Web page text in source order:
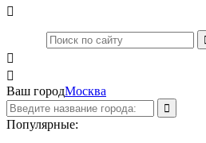



Ваш городМосква
Популярные: